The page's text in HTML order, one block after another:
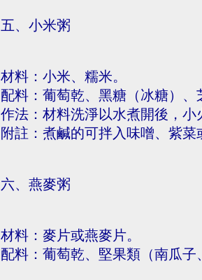
五、小米粥
材料：小米、糯米。
配料：葡萄乾、黑糖（冰糖）、
作法：材料洗淨以水煮開後，小
附註：煮鹹的可拌入味噌、紫菜
六、燕麥粥
材料：麥片或燕麥片。
配料：葡萄乾、堅果類（南瓜子